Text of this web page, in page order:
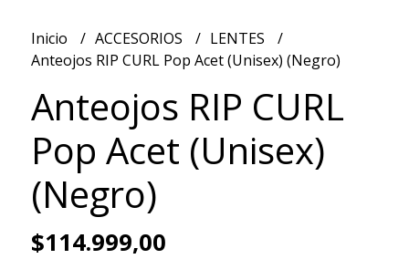
Inicio ACCESORIOS
LENTES
Anteojos RIP CURL Pop Acet (Unisex) (Negro)
Anteojos RIP CURL
Pop Acet (Unisex)
(Negro)
$114.999,00